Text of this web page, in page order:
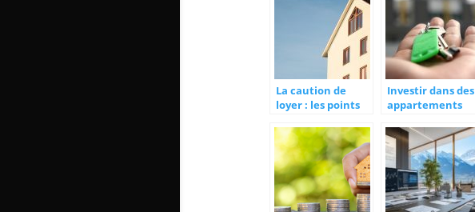
La caution de
loyer : les points
Investir dans des
appartements
cela vaut-il la
peine ?